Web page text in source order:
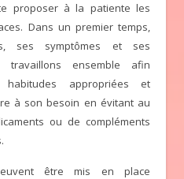
proposer à la patiente les
Dans un premier temps,
ses symptômes et ses
travaillons ensemble afin
habitudes appropriées et
à son besoin en évitant au
ou de compléments
être mis en place